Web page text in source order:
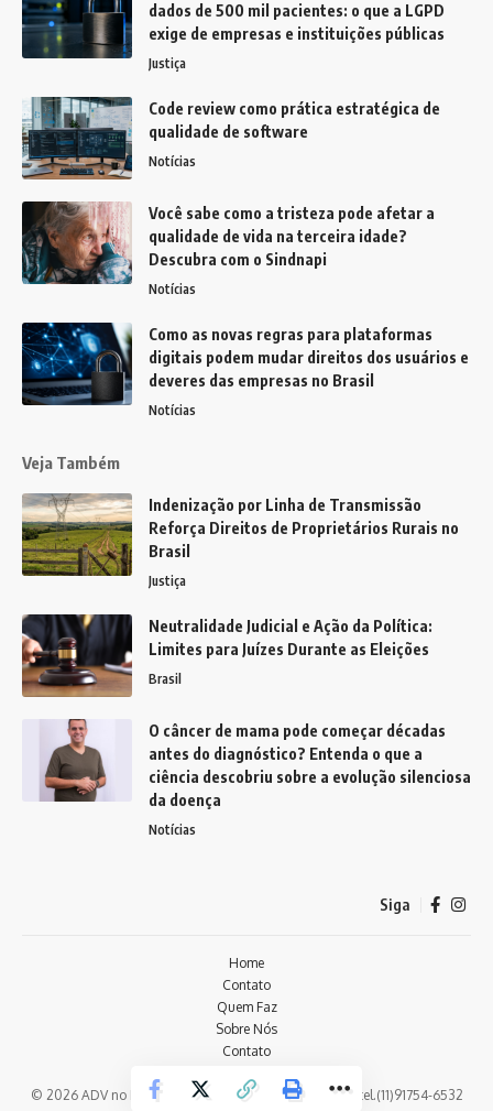
dados de 500 mil pacientes: o que a LGPD
exige de empresas e instituições públicas
Justiça
Code review como prática estratégica de
qualidade de software
Notícias
Você sabe como a tristeza pode afetar a
qualidade de vida na terceira idade?
Descubra com o Sindnapi
Notícias
Como as novas regras para plataformas
digitais podem mudar direitos dos usuários e
deveres das empresas no Brasil
Notícias
Veja Também
Indenização por Linha de Transmissão
Reforça Direitos de Proprietários Rurais no
Brasil
Justiça
Neutralidade Judicial e Ação da Política:
Limites para Juízes Durante as Eleições
Brasil
O câncer de mama pode começar décadas
antes do diagnóstico? Entenda o que a
ciência descobriu sobre a evolução silenciosa
da doença
Notícias
Siga
© 2026 ADV no Brasil - contato@advnobrasil.com.br- tel.(11)91754-6532
Home
Contato
Quem Faz
Sobre Nós
Contato